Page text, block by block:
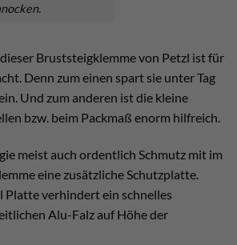
Bruststeigklemme von Petzl ist für
Denn zum einen spart sie unter Tag
Und zum anderen ist die kleine
bzw. beim Packmaß enorm hilfreich.
meist auch ordentlich Schmutz mit im
eine zusätzliche Schutzplatte.
Platte verhindert ein schnelles
Alu-Falz auf Höhe der